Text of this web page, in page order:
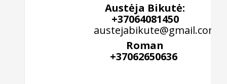
Austėja Bikutė:
+37064081450
austejabikute@gmail.com
Roman
+37062650636